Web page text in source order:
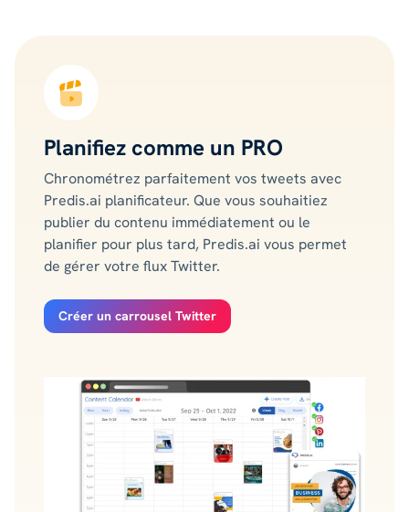
Planifiez comme un PRO
Chronométrez parfaitement vos tweets avec
Predis.ai planificateur. Que vous souhaitiez
publier du contenu immédiatement ou le
planifier pour plus tard, Predis.ai vous permet
de gérer votre flux Twitter.
Créer un carrousel Twitter